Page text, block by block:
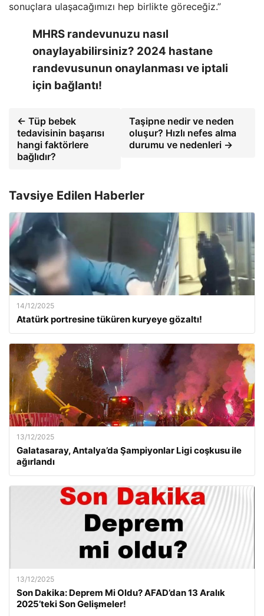
sonuçlara ulaşacağımızı hep birlikte göreceğiz.”
MHRS randevunuzu nasıl
onaylayabilirsiniz? 2024 hastane
randevusunun onaylanması ve iptali
için bağlantı!
← Tüp bebek
tedavisinin başarısı
hangi faktörlere
bağlıdır?
Taşipne nedir ve neden
oluşur? Hızlı nefes alma
durumu ve nedenleri →
Tavsiye Edilen Haberler
14/12/2025
Atatürk portresine tüküren kuryeye gözaltı!
13/12/2025
Galatasaray, Antalya’da Şampiyonlar Ligi coşkusu ile
ağırlandı
13/12/2025
Son Dakika: Deprem Mi Oldu? AFAD’dan 13 Aralık
2025’teki Son Gelişmeler!